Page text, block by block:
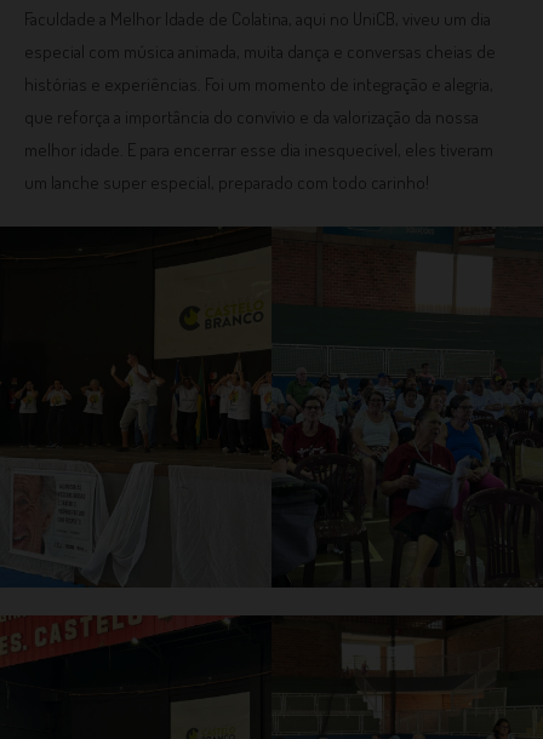
Faculdade a Melhor Idade de Colatina, aqui no UniCB, viveu um dia
especial com música animada, muita dança e conversas cheias de
histórias e experiências. Foi um momento de integração e alegria,
que reforça a importância do convívio e da valorização da nossa
melhor idade. E para encerrar esse dia inesquecível, eles tiveram
um lanche super especial, preparado com todo carinho!